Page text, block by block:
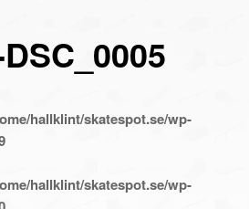
hallklint/skatespot.se/wp-
hallklint/skatespot.se/wp-